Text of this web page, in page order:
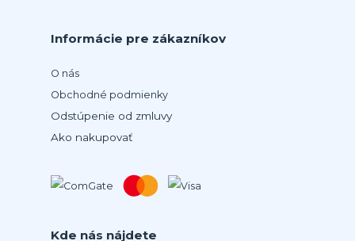
Informácie pre zákazníkov
O nás
Obchodné podmienky
Odstúpenie od zmluvy
Ako nakupovať
Kde nás nájdete